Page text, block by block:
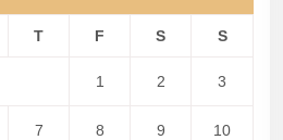
T F S S
1 2 3
7 8 9 10